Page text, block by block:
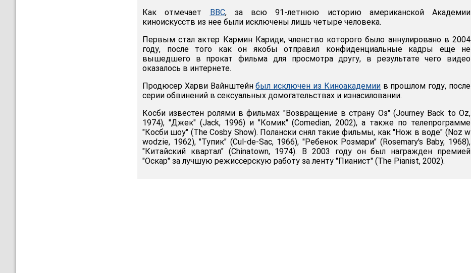
Как отмечает BBC, за всю 91-летнюю историю американской Академии
киноискусств из нее были исключены лишь четыре человека.
Первым стал актер Кармин Кариди, членство которого было аннулировано в 2004
году, после того как он якобы отправил конфиденциальные кадры еще не
вышедшего в прокат фильма для просмотра другу, в результате чего видео
оказалось в интернете.
Продюсер Харви Вайнштейнбыл исключен из Киноакадемиив прошлом году, после
серии обвинений в сексуальных домогательствах и изнасиловании.
Косби известен ролями в фильмах "Возвращение в страну Оз" (Journey Back to Oz,
1974), "Джек" (Jack, 1996) и "Комик" (Comedian, 2002), а также по телепрограмме
"Косби шоу" (The Cosby Show). Полански снял такие фильмы, как "Нож в воде" (Noz w
wodzie, 1962), "Тупик" (Cul-de-Sac, 1966), "Ребенок Розмари" (Rosemary's Baby, 1968),
"Китайский квартал" (Chinatown, 1974). В 2003 году он был награжден премией
"Оскар" за лучшую режиссерскую работу за ленту "Пианист" (The Pianist, 2002).